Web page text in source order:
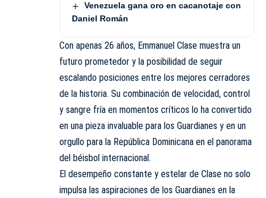
Venezuela gana oro en cacanotaje con
Daniel Román
Con apenas 26 años, Emmanuel Clase muestra un
futuro prometedor y la posibilidad de seguir
escalando posiciones entre los mejores cerradores
de la historia. Su combinación de velocidad, control
y sangre fría en momentos críticos lo ha convertido
en una pieza invaluable para los Guardianes y en un
orgullo para la República Dominicana en el panorama
del béisbol internacional.
El desempeño constante y estelar de Clase no solo
impulsa las aspiraciones de los Guardianes en la